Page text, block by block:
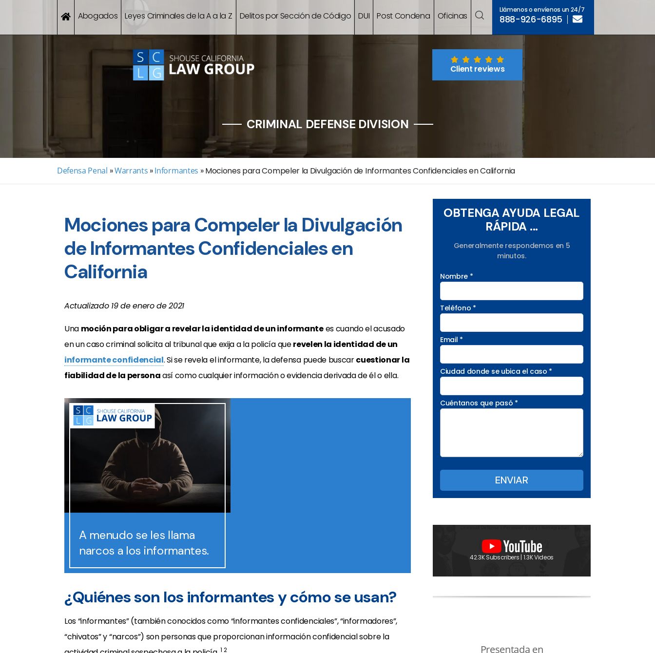
Abogados Leyes Criminales de la A a la Z Delitos por Sección de Código DUI Post Condena Oficinas
Llámenos o envíenos un 24/7
888-926-6895
Client reviews
CRIMINAL DEFENSE DIVISION
Defensa Penal »Warrants »Informantes »Mociones para Compeler la Divulgación de Informantes Confidenciales en California
Mociones para Compeler la Divulgación
de Informantes Confidenciales en
California
Actualizado 19 de enero de 2021
Una moción para obligar a revelar la identidad de un informantees cuando el acusado
en un caso criminal solicita al tribunal que exija a la policía querevelen la identidad de un
informante confidencial. Si se revela el informante, la defensa puede buscarcuestionar la
fiabilidad de la personaasí como cualquier información o evidencia derivada de él o ella.
A menudo se les llama
narcos a los informantes.
¿Quiénes son los informantes y cómo se usan?
Los “informantes” (también conocidos como “informantes confidenciales”, “informadores”,
“chivatos” y “narcos”) son personas que proporcionan información confidencial sobre la
1 2
OBTENGA AYUDA LEGAL
RÁPIDA ...
Generalmente respondemos en 5
minutos.
Nombre *
Teléfono *
Email *
Ciudad donde se ubica el caso *
Cuéntanos que pasó *
42.3K Subscribers | 1.3K Videos
Presentada en